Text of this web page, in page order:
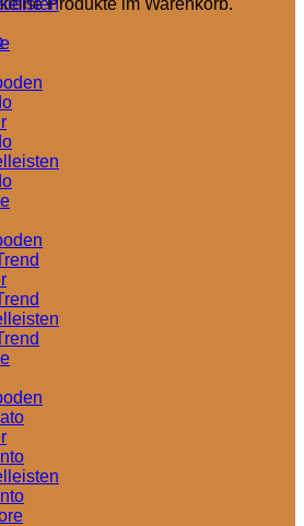
Produkte im Warenkorb.